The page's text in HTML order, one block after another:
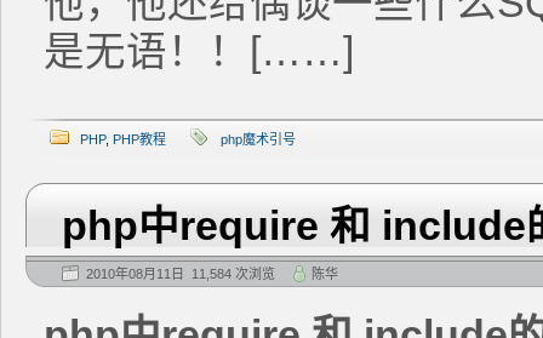
是无语！！[……]
PHP, PHP教程 php魔术引号
php中require 和 include
2010年08月11日 11,584 次浏览 陈华